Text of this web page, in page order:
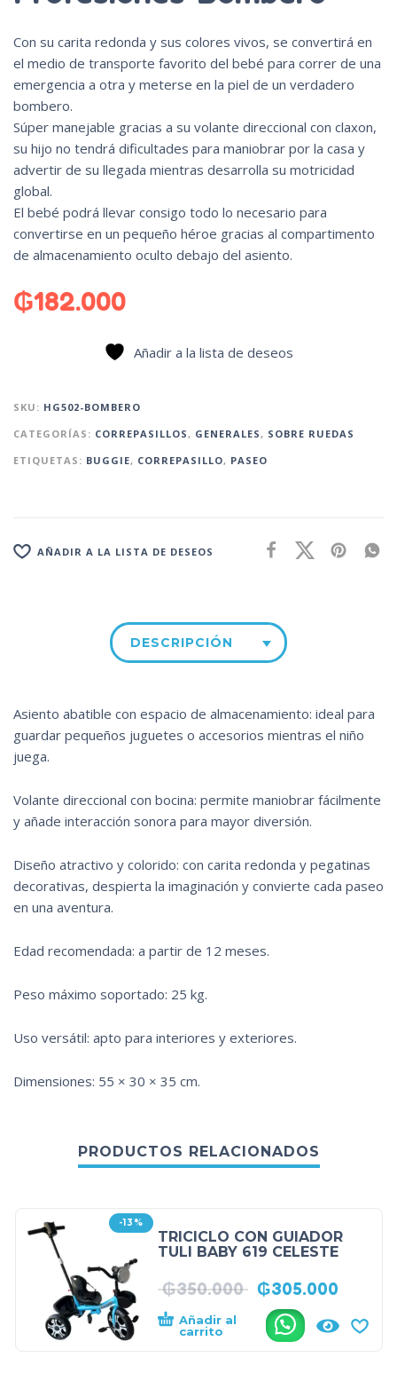
Con su carita redonda y sus colores vivos, se convertirá en
el medio de transporte favorito del bebé para correr de una
emergencia a otra y meterse en la piel de un verdadero
bombero.
Súper manejable gracias a su volante direccional con claxon,
su hijo no tendrá dificultades para maniobrar por la casa y
advertir de su llegada mientras desarrolla su motricidad
global.
El bebé podrá llevar consigo todo lo necesario para
convertirse en un pequeño héroe gracias al compartimento
de almacenamiento oculto debajo del asiento.
₲182.000
Añadir a la lista de deseos
SKU: HG502-BOMBERO
CATEGORÍAS: CORREPASILLOS, GENERALES, SOBRE RUEDAS
ETIQUETAS: BUGGIE, CORREPASILLO, PASEO
AÑADIR A LA LISTA DE DESEOS
DESCRIPCIÓN
Asiento abatible con espacio de almacenamiento: ideal para
guardar pequeños juguetes o accesorios mientras el niño
juega.
Volante direccional con bocina: permite maniobrar fácilmente
y añade interacción sonora para mayor diversión.
Diseño atractivo y colorido: con carita redonda y pegatinas
decorativas, despierta la imaginación y convierte cada paseo
en una aventura.
Edad recomendada: a partir de 12 meses.
Peso máximo soportado: 25 kg.
Uso versátil: apto para interiores y exteriores.
Dimensiones: 55 × 30 × 35 cm.
PRODUCTOS RELACIONADOS
-13%
TRICICLO CON GUIADOR
TULI BABY 619 CELESTE
₲350.000 ₲305.000
Añadir al
carrito
.